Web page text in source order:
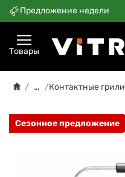
Предложение недели
Товары
/ … /Контактные грили
Сезонное предложение